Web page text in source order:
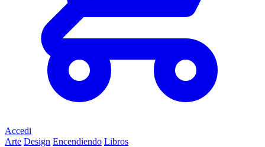
Accedi
Arte Design Encendiendo Libros